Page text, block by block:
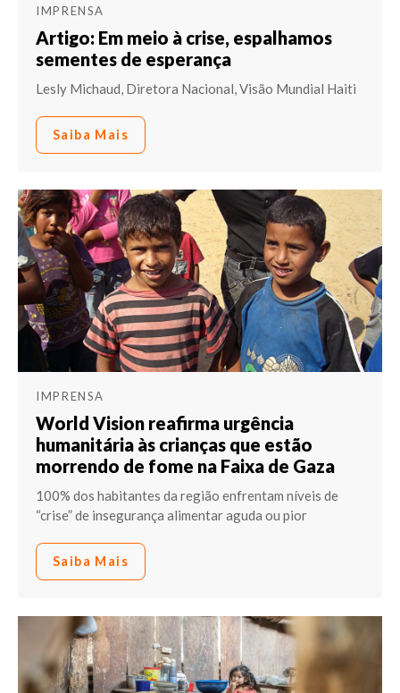
IMPRENSA
Artigo: Em meio à crise, espalhamos
sementes de esperança
Lesly Michaud, Diretora Nacional, Visão Mundial Haiti
Saiba Mais
IMPRENSA
World Vision reafirma urgência
humanitária às crianças que estão
morrendo de fome na Faixa de Gaza
100% dos habitantes da região enfrentam níveis de
“crise” de insegurança alimentar aguda ou pior
Saiba Mais